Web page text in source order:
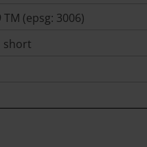
TM (epsg: 3006)
short